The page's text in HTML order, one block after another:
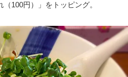
（100円）」をトッピング。